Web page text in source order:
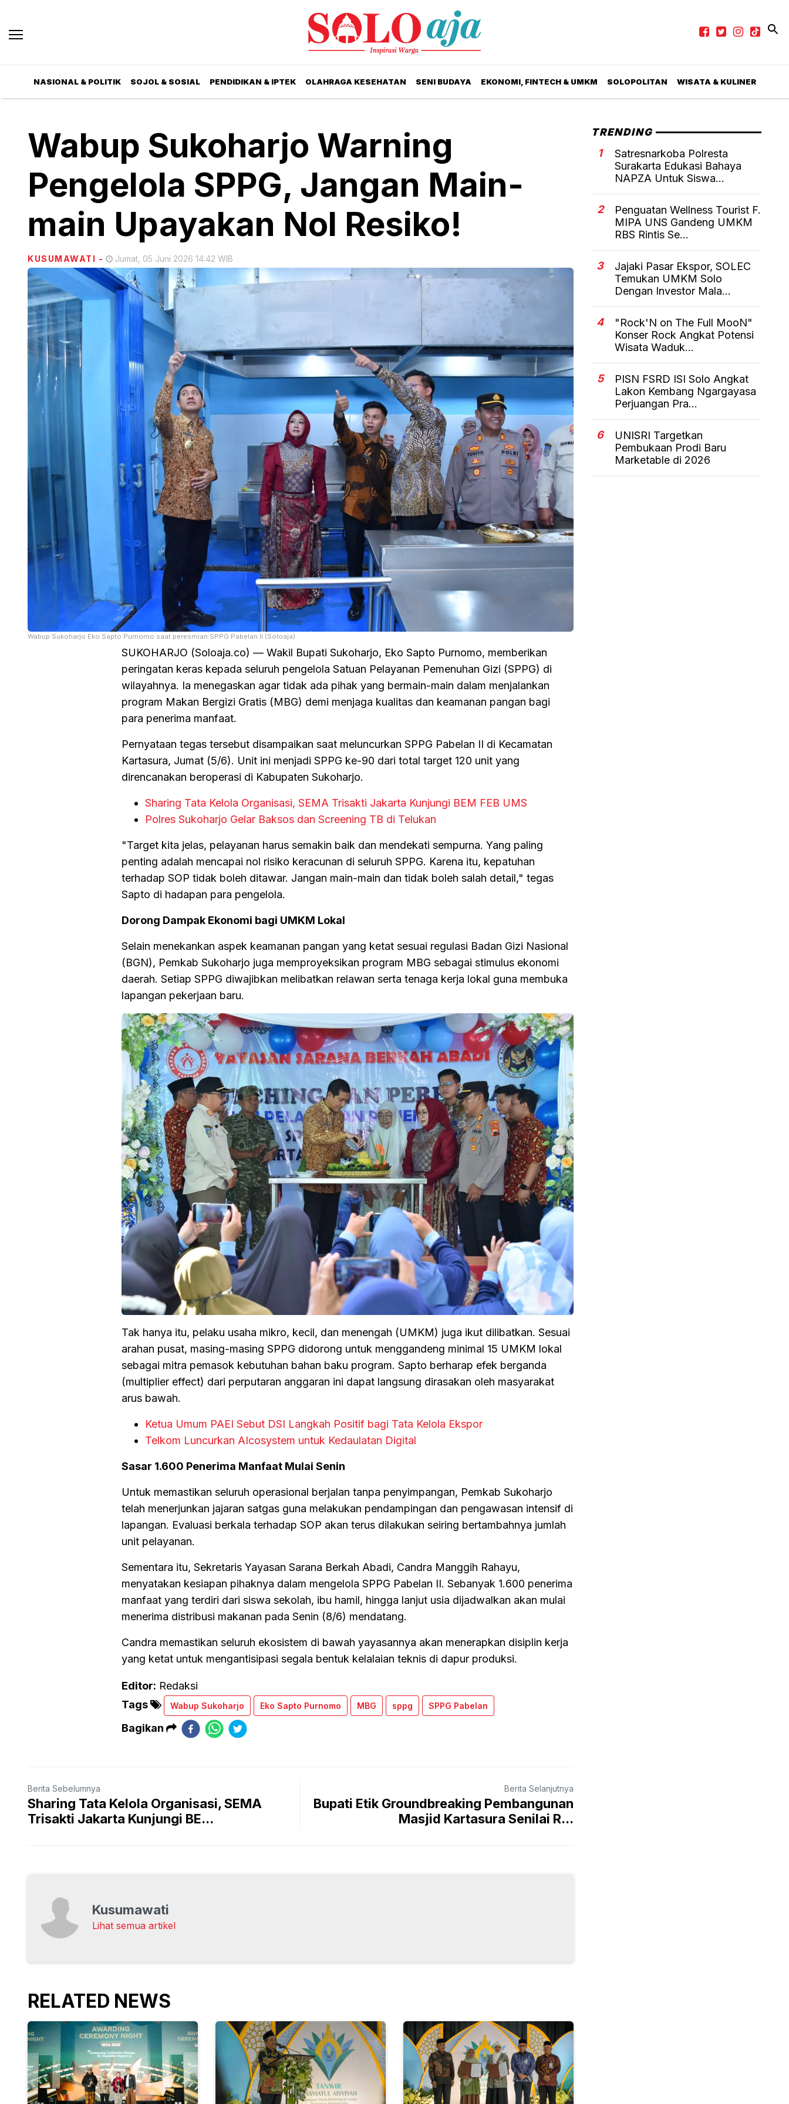
NASIONAL & POLITIK SOJOL & SOSIAL PENDIDIKAN & IPTEK OLAHRAGA KESEHATAN SENI BUDAYA EKONOMI, FINTECH & UMKM SOLOPOLITAN WISATA & KULINER
Wabup Sukoharjo Warning
Pengelola SPPG, Jangan Main-
main Upayakan Nol Resiko!
KUSUMAWATI - Jumat, 05 Juni 2026 14:42 WIB
Wabup Sukoharjo Eko Sapto Purnomo saat peresmian SPPG Pabelan II (Soloaja)
SUKOHARJO (Soloaja.co) — Wakil Bupati Sukoharjo, Eko Sapto Purnomo, memberikan
peringatan keras kepada seluruh pengelola Satuan Pelayanan Pemenuhan Gizi (SPPG) di
wilayahnya. Ia menegaskan agar tidak ada pihak yang bermain-main dalam menjalankan
program Makan Bergizi Gratis (MBG) demi menjaga kualitas dan keamanan pangan bagi
para penerima manfaat.
Pernyataan tegas tersebut disampaikan saat meluncurkan SPPG Pabelan II di Kecamatan
Kartasura, Jumat (5/6). Unit ini menjadi SPPG ke-90 dari total target 120 unit yang
direncanakan beroperasi di Kabupaten Sukoharjo.
Sharing Tata Kelola Organisasi, SEMA Trisakti Jakarta Kunjungi BEM FEB UMS
Polres Sukoharjo Gelar Baksos dan Screening TB di Telukan
"Target kita jelas, pelayanan harus semakin baik dan mendekati sempurna. Yang paling
penting adalah mencapai nol risiko keracunan di seluruh SPPG. Karena itu, kepatuhan
terhadap SOP tidak boleh ditawar. Jangan main-main dan tidak boleh salah detail," tegas
Sapto di hadapan para pengelola.
Dorong Dampak Ekonomi bagi UMKM Lokal
Selain menekankan aspek keamanan pangan yang ketat sesuai regulasi Badan Gizi Nasional
(BGN), Pemkab Sukoharjo juga memproyeksikan program MBG sebagai stimulus ekonomi
daerah. Setiap SPPG diwajibkan melibatkan relawan serta tenaga kerja lokal guna membuka
lapangan pekerjaan baru.
Tak hanya itu, pelaku usaha mikro, kecil, dan menengah (UMKM) juga ikut dilibatkan. Sesuai
arahan pusat, masing-masing SPPG didorong untuk menggandeng minimal 15 UMKM lokal
sebagai mitra pemasok kebutuhan bahan baku program. Sapto berharap efek berganda
(multiplier effect) dari perputaran anggaran ini dapat langsung dirasakan oleh masyarakat
arus bawah.
Ketua Umum PAEI Sebut DSI Langkah Positif bagi Tata Kelola Ekspor
Telkom Luncurkan AIcosystem untuk Kedaulatan Digital
Sasar 1.600 Penerima Manfaat Mulai Senin
Untuk memastikan seluruh operasional berjalan tanpa penyimpangan, Pemkab Sukoharjo
telah menerjunkan jajaran satgas guna melakukan pendampingan dan pengawasan intensif di
lapangan. Evaluasi berkala terhadap SOP akan terus dilakukan seiring bertambahnya jumlah
unit pelayanan.
Sementara itu, Sekretaris Yayasan Sarana Berkah Abadi, Candra Manggih Rahayu,
menyatakan kesiapan pihaknya dalam mengelola SPPG Pabelan II. Sebanyak 1.600 penerima
manfaat yang terdiri dari siswa sekolah, ibu hamil, hingga lanjut usia dijadwalkan akan mulai
menerima distribusi makanan pada Senin (8/6) mendatang.
Candra memastikan seluruh ekosistem di bawah yayasannya akan menerapkan disiplin kerja
yang ketat untuk mengantisipasi segala bentuk kelalaian teknis di dapur produksi.
Editor: Redaksi
Tags
Wabup Sukoharjo Eko Sapto Purnomo MBG sppg SPPG Pabelan
Bagikan
Berita Sebelumnya
Sharing Tata Kelola Organisasi, SEMA
Trisakti Jakarta Kunjungi BE...
Berita Selanjutnya
Bupati Etik Groundbreaking Pembangunan
Masjid Kartasura Senilai R...
Kusumawati
Lihat semua artikel
RELATED NEWS
TRENDING
1
Satresnarkoba Polresta
Surakarta Edukasi Bahaya
NAPZA Untuk Siswa...
2
Penguatan Wellness Tourist F.
MIPA UNS Gandeng UMKM
RBS Rintis Se...
3
Jajaki Pasar Ekspor, SOLEC
Temukan UMKM Solo
Dengan Investor Mala...
4
"Rock'N on The Full MooN"
Konser Rock Angkat Potensi
Wisata Waduk...
5
PISN FSRD ISI Solo Angkat
Lakon Kembang Ngargayasa
Perjuangan Pra...
6
UNISRI Targetkan
Pembukaan Prodi Baru
Marketable di 2026